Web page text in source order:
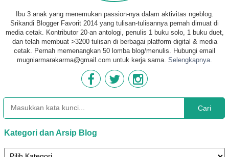
Ibu 3 anak yang menemukan passion-nya dalam aktivitas ngeblog.
Srikandi Blogger Favorit 2014 yang tulisan-tulisannya pernah dimuat di
media cetak. Kontributor 20-an antologi, penulis 1 buku solo, 1 buku duet,
dan telah membuat >3200 tulisan di berbagai platform digital & media
cetak. Pernah memenangkan 50 lomba blog/menulis. Hubungi email
mugniarmarakarma@gmail.com untuk kerja sama. Selengkapnya.
Cari
Kategori dan Arsip Blog